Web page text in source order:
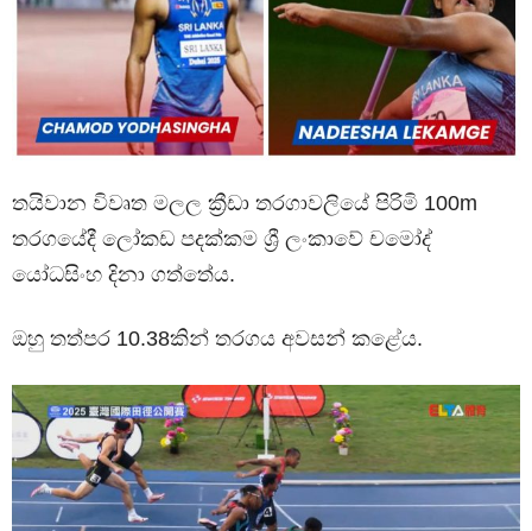
තයිවාන විවෘත මලල ක්‍රීඩා තරගාවලියේ පිරිමි 100m
තරගයේදී ලෝකඩ පදක්කම ශ්‍රී ලංකාවේ චමෝද්
යෝධසිංහ දිනා ගත්තේය.
ඔහු තත්පර 10.38කින් තරගය අවසන් කළේය.